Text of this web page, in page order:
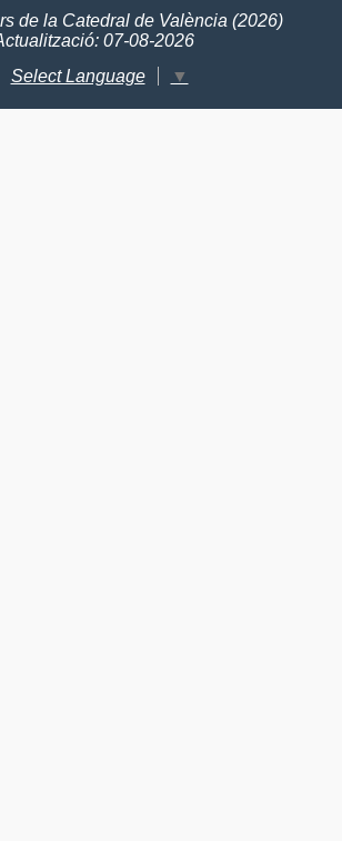
de la Catedral de València (2026)
07-08-2026
Select Language
▼